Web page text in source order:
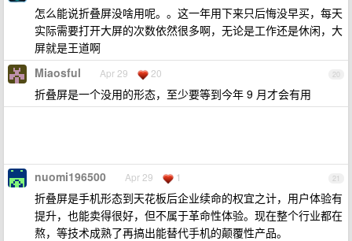
怎么能说折叠屏没啥用呢。。这一年用下来只后悔没早买，每天
实际需要打开大屏的次数依然很多啊，无论是工作还是休闲，大
屏就是王道啊
20
Miaosful Apr 29 20
折叠屏是一个没用的形态，至少要等到今年 9 月才会有用
21
nuomi196500 Apr 29 1
折叠屏是手机形态到天花板后企业续命的权宜之计，用户体验有
提升，也能卖得很好，但不属于革命性体验。现在整个行业都在
熬，等技术成熟了再搞出能替代手机的颠覆性产品。